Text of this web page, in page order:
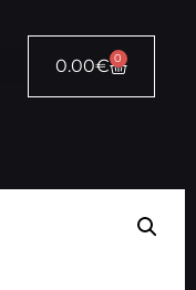
0.00€ 0